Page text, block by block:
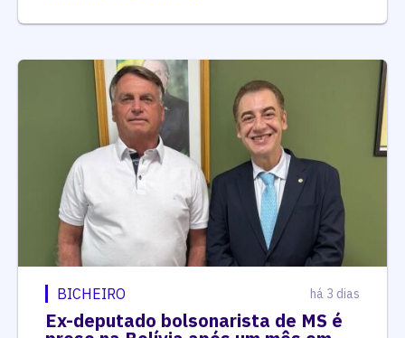
BICHEIRO há 3 dias
Ex-deputado bolsonarista de MS é